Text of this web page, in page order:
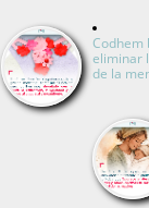
Codhem
eliminar
de la